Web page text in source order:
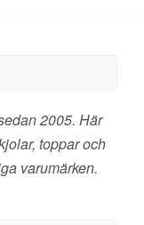
2005. Här
toppar och
varumärken.